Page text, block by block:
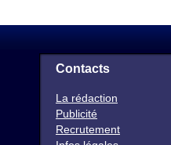
Contacts
La rédaction
Publicité
Recrutement